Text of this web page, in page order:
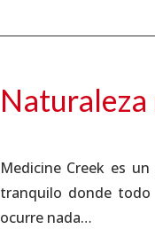
Medicine Creek es
tranquilo donde
ocurre nada…